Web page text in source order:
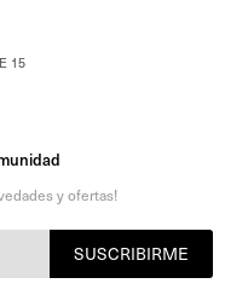
15
y ofertas!
SUSCRIBIRME